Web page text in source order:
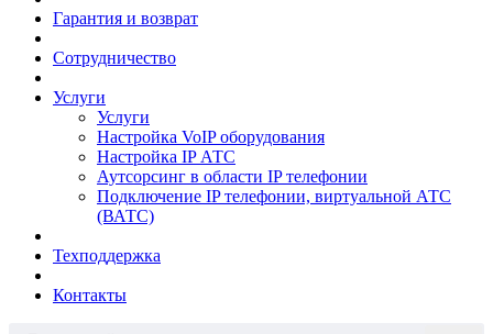
Гарантия и возврат
Сотрудничество
Услуги
Услуги
Настройка VoIP оборудования
Настройка IP АТС
Аутсорсинг в области IP телефонии
Подключение IP телефонии, виртуальной АТС
(ВАТС)
Техподдержка
Контакты